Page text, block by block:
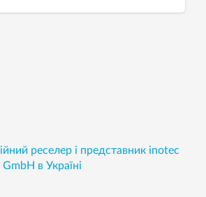
реселер і представник inotec
в Україні